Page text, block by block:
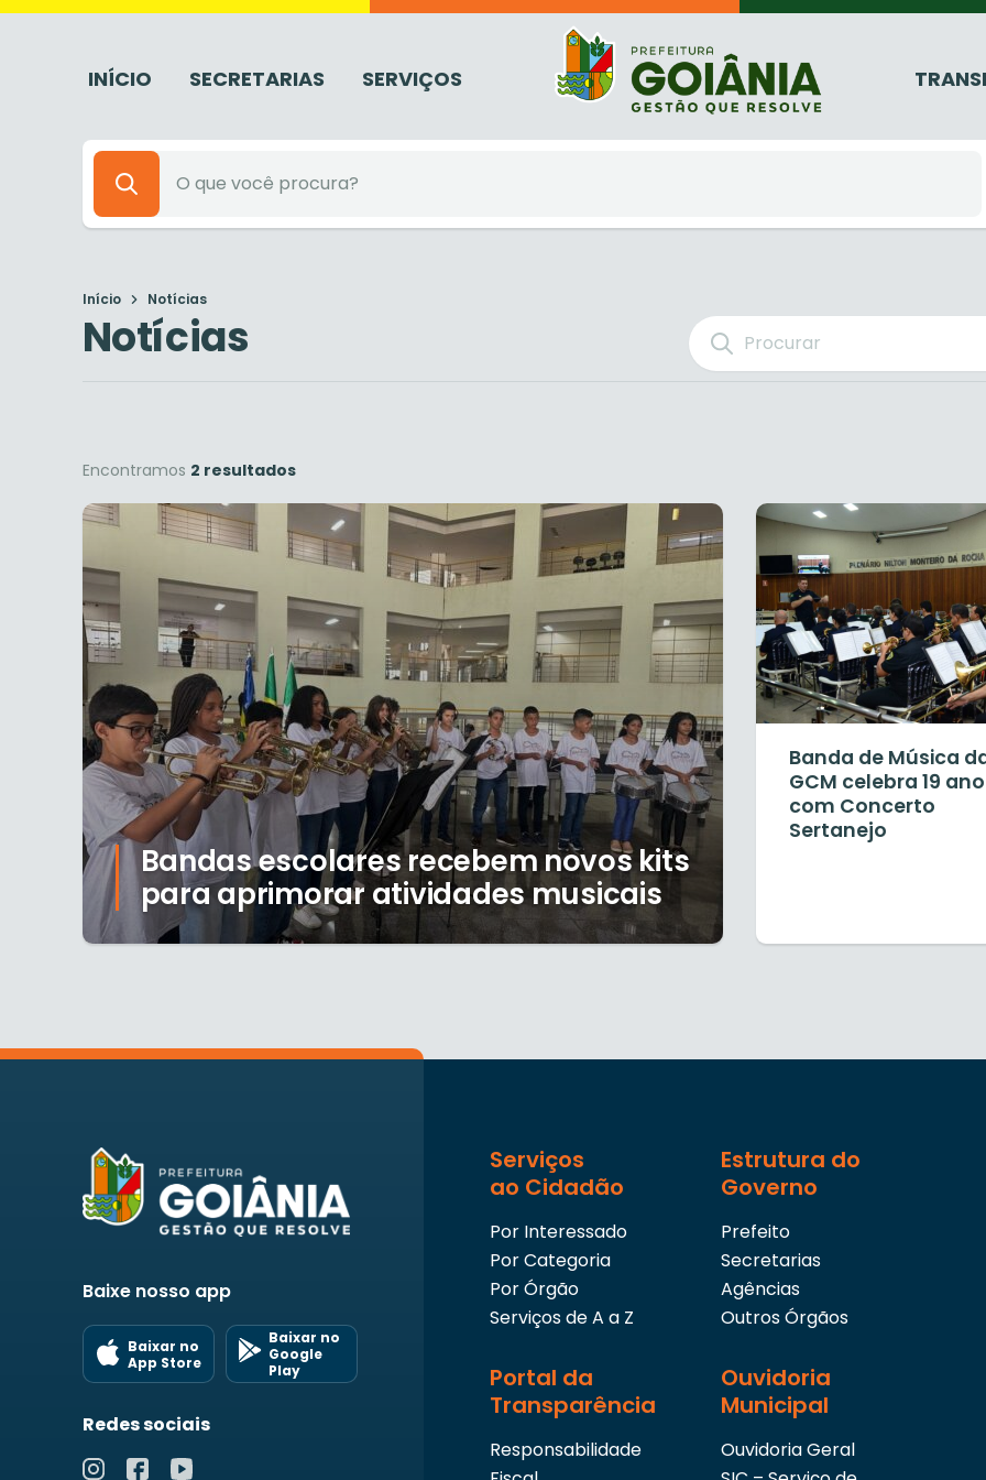
INÍCIO SECRETARIAS SERVIÇOS
Início Notícias
Notícias
Encontramos 2 resultados
Bandas escolares recebem novos kits
para aprimorar atividades musicais
Banda de Música
GCM celebra 19
com Concerto
Sertanejo
Baixe nosso app
Baixar no
App Store
Baixar no
Google
Play
Redes sociais
Serviços
ao Cidadão
Por Interessado
Por Categoria
Por Órgão
Serviços de A a Z
Estrutura do
Governo
Prefeito
Secretarias
Agências
Outros Órgãos
Portal da
Transparência
Responsabilidade
Ouvidoria
Municipal
Ouvidoria Geral